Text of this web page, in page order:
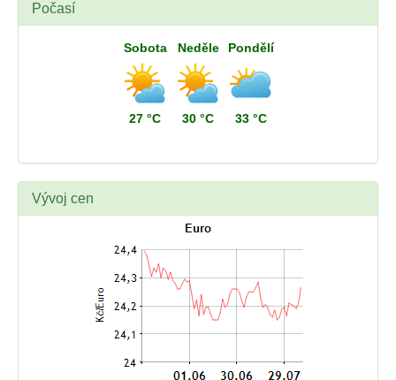
Počasí
Sobota
27 °C
Neděle
30 °C
Pondělí
33 °C
Vývoj cen